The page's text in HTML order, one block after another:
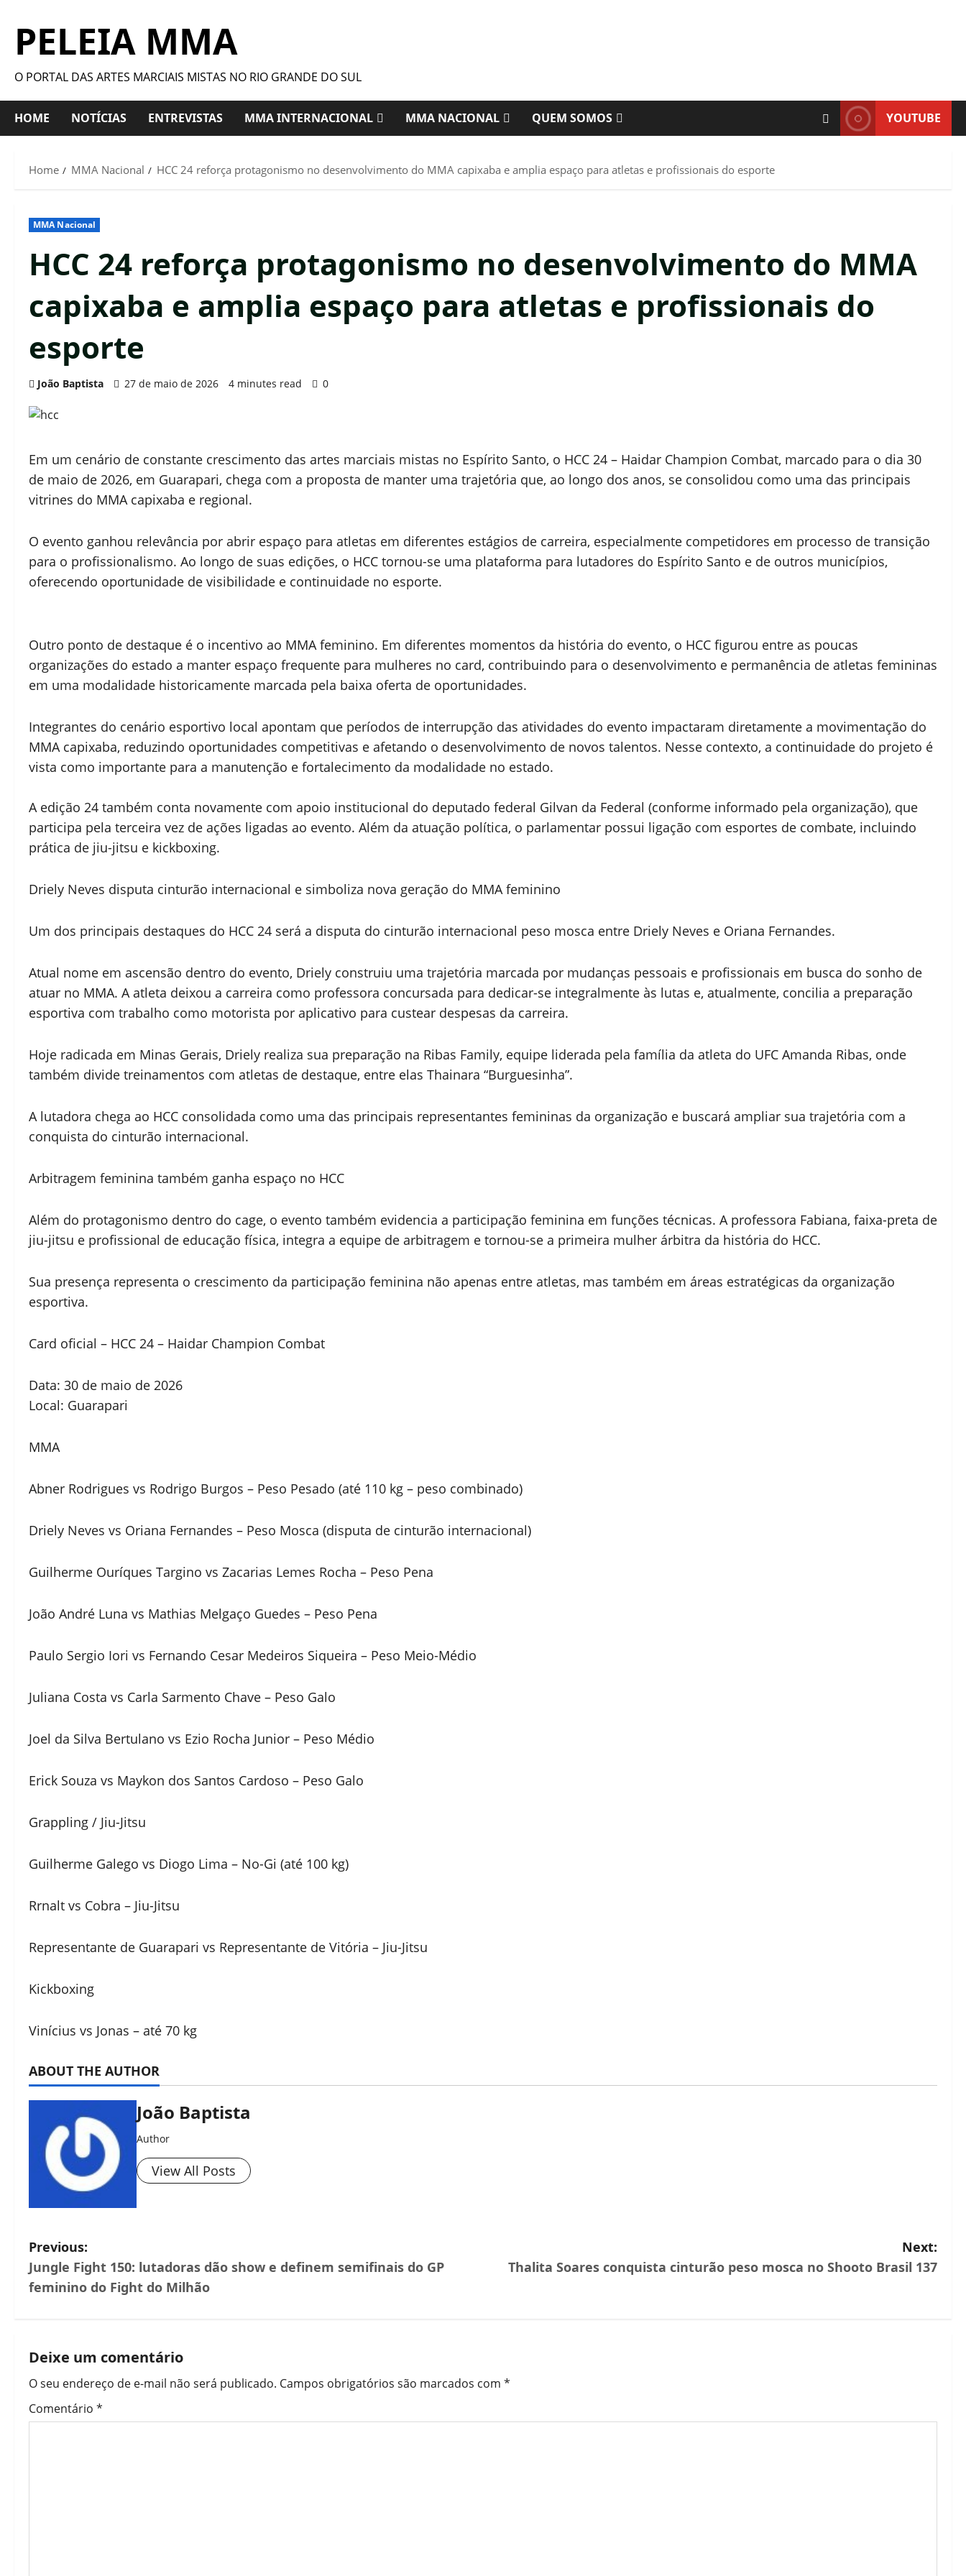
PELEIA MMA
O PORTAL DAS ARTES MARCIAIS MISTAS NO RIO GRANDE DO SUL
HOME NOTÍCIAS ENTREVISTAS MMA INTERNACIONAL MMA NACIONAL QUEM SOMOS YOUTUBE
Home MMA Nacional HCC 24 reforça protagonismo no desenvolvimento do MMA capixaba e amplia espaço para atletas e profissionais do esporte
MMA Nacional
HCC 24 reforça protagonismo no desenvolvimento do MMA
capixaba e amplia espaço para atletas e profissionais do
esporte
João Baptista 27 de maio de 2026 4 minutes read 0
Em um cenário de constante crescimento das artes marciais mistas no Espírito Santo, o HCC 24 – Haidar Champion Combat, marcado para o dia 30
de maio de 2026, em Guarapari, chega com a proposta de manter uma trajetória que, ao longo dos anos, se consolidou como uma das principais
vitrines do MMA capixaba e regional.
O evento ganhou relevância por abrir espaço para atletas em diferentes estágios de carreira, especialmente competidores em processo de transição
para o profissionalismo. Ao longo de suas edições, o HCC tornou-se uma plataforma para lutadores do Espírito Santo e de outros municípios,
oferecendo oportunidade de visibilidade e continuidade no esporte.
Outro ponto de destaque é o incentivo ao MMA feminino. Em diferentes momentos da história do evento, o HCC figurou entre as poucas
organizações do estado a manter espaço frequente para mulheres no card, contribuindo para o desenvolvimento e permanência de atletas femininas
em uma modalidade historicamente marcada pela baixa oferta de oportunidades.
Integrantes do cenário esportivo local apontam que períodos de interrupção das atividades do evento impactaram diretamente a movimentação do
MMA capixaba, reduzindo oportunidades competitivas e afetando o desenvolvimento de novos talentos. Nesse contexto, a continuidade do projeto é
vista como importante para a manutenção e fortalecimento da modalidade no estado.
A edição 24 também conta novamente com apoio institucional do deputado federal Gilvan da Federal (conforme informado pela organização), que
participa pela terceira vez de ações ligadas ao evento. Além da atuação política, o parlamentar possui ligação com esportes de combate, incluindo
prática de jiu-jitsu e kickboxing.
Driely Neves disputa cinturão internacional e simboliza nova geração do MMA feminino
Um dos principais destaques do HCC 24 será a disputa do cinturão internacional peso mosca entre Driely Neves e Oriana Fernandes.
Atual nome em ascensão dentro do evento, Driely construiu uma trajetória marcada por mudanças pessoais e profissionais em busca do sonho de
atuar no MMA. A atleta deixou a carreira como professora concursada para dedicar-se integralmente às lutas e, atualmente, concilia a preparação
esportiva com trabalho como motorista por aplicativo para custear despesas da carreira.
Hoje radicada em Minas Gerais, Driely realiza sua preparação na Ribas Family, equipe liderada pela família da atleta do UFC Amanda Ribas, onde
também divide treinamentos com atletas de destaque, entre elas Thainara “Burguesinha”.
A lutadora chega ao HCC consolidada como uma das principais representantes femininas da organização e buscará ampliar sua trajetória com a
conquista do cinturão internacional.
Arbitragem feminina também ganha espaço no HCC
Além do protagonismo dentro do cage, o evento também evidencia a participação feminina em funções técnicas. A professora Fabiana, faixa-preta de
jiu-jitsu e profissional de educação física, integra a equipe de arbitragem e tornou-se a primeira mulher árbitra da história do HCC.
Sua presença representa o crescimento da participação feminina não apenas entre atletas, mas também em áreas estratégicas da organização
esportiva.
Card oficial – HCC 24 – Haidar Champion Combat
Data: 30 de maio de 2026
Local: Guarapari
MMA
Abner Rodrigues vs Rodrigo Burgos – Peso Pesado (até 110 kg – peso combinado)
Driely Neves vs Oriana Fernandes – Peso Mosca (disputa de cinturão internacional)
Guilherme Ouríques Targino vs Zacarias Lemes Rocha – Peso Pena
João André Luna vs Mathias Melgaço Guedes – Peso Pena
Paulo Sergio Iori vs Fernando Cesar Medeiros Siqueira – Peso Meio-Médio
Juliana Costa vs Carla Sarmento Chave – Peso Galo
Joel da Silva Bertulano vs Ezio Rocha Junior – Peso Médio
Erick Souza vs Maykon dos Santos Cardoso – Peso Galo
Grappling / Jiu-Jitsu
Guilherme Galego vs Diogo Lima – No-Gi (até 100 kg)
Rrnalt vs Cobra – Jiu-Jitsu
Representante de Guarapari vs Representante de Vitória – Jiu-Jitsu
Kickboxing
Vinícius vs Jonas – até 70 kg
ABOUT THE AUTHOR
João Baptista
Author
View All Posts
Previous:
Jungle Fight 150: lutadoras dão show e definem semifinais do GP
feminino do Fight do Milhão
Next:
Thalita Soares conquista cinturão peso mosca no Shooto Brasil 137
Deixe um comentário
O seu endereço de e-mail não será publicado. Campos obrigatórios são marcados com *
Comentário *